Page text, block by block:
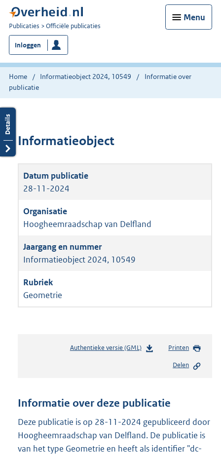
Menu
U
bent
nu
hier:
Publicaties Officiële publicaties
Inloggen
Home Informatieobject 2024, 10549
Informatie over
publicatie
Informatieobject
28-11-2024
Hoogheemraadschap van Delfland
Informatieobject 2024, 10549
Geometrie
Authentieke versie (GML)b
n
s
g
r
o
Printen
Delen
Informatie over deze publicatie
Deze publicatie is op 28-11-2024 gepubliceerd door
Hoogheemraadschap van Delfland. De publicatie is
van het type Geometrie en heeft als identifier "dc-